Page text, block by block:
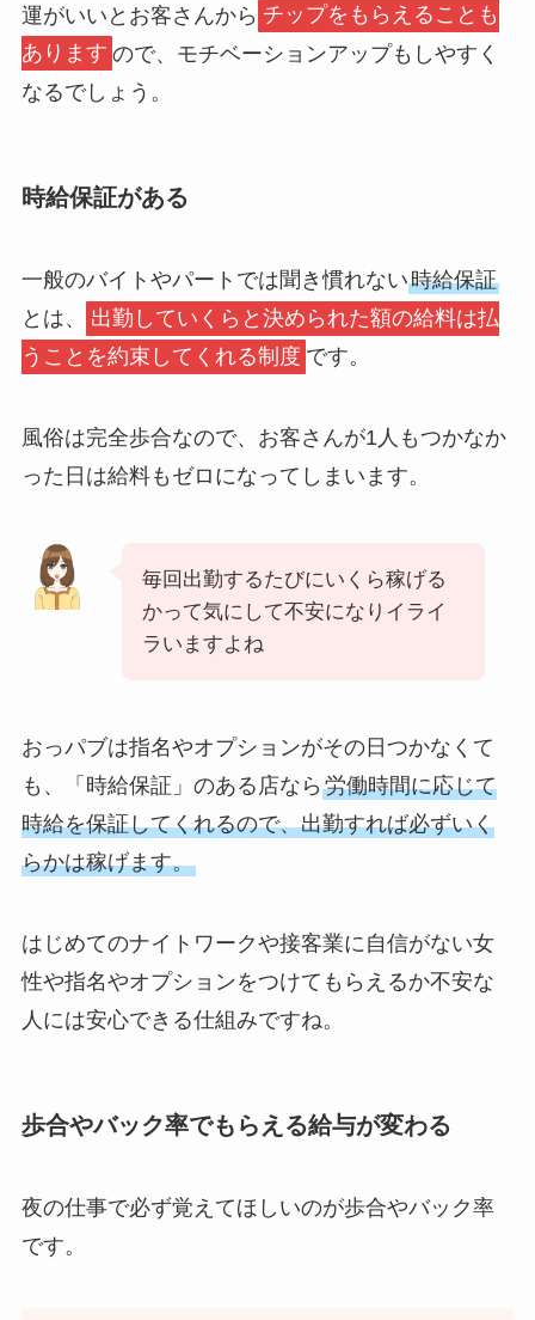
運がいいとお客さんから チップをもらえることも
あります ので、モチベーションアップもしやすく
なるでしょう。
時給保証がある
一般のバイトやパートでは聞き慣れない時給保証
とは、
出勤していくらと決められた額の給料は払
うことを約束してくれる制度 です。
風俗は完全歩合なので、お客さんが1人もつかなか
った日は給料もゼロになってしまいます。
毎回出勤するたびにいくら稼げる
かって気にして不安になりイライ
ラいますよね
おっパブは指名やオプションがその日つかなくて
も、「時給保証」のある店なら 労働時間に応じて
時給を保証してくれるので、出勤すれば必ずいく
らかは稼げます。
はじめてのナイトワークや接客業に自信がない女
性や指名やオプションをつけてもらえるか不安な
人には安心できる仕組みですね。
歩合やバック率でもらえる給与が変わる
夜の仕事で必ず覚えてほしいのが歩合やバック率
です。